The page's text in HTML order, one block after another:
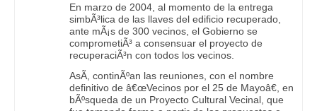
En marzo de 2004, al momento de la entrega
simbÃ³lica de las llaves del edificio recuperado,
ante mÃ¡s de 300 vecinos, el Gobierno se
comprometiÃ³ a consensuar el proyecto de
recuperaciÃ³n con todos los vecinos.
AsÃ­, continÃºan las reuniones, con el nombre
definitivo de â€œVecinos por el 25 de Mayoâ€, en
bÃºsqueda de un Proyecto Cultural Vecinal, que